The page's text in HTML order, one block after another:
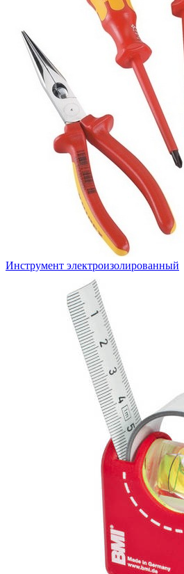
Инструмент электроизолированный